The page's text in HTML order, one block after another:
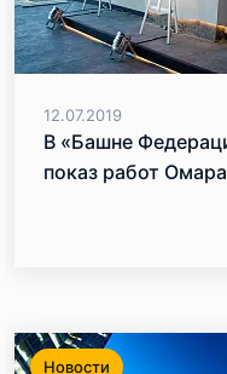
12.07.2019
В «Башне
показ работ
Новости